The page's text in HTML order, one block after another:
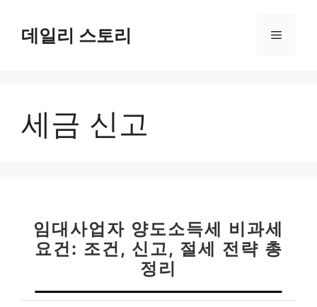
데일리 스토리 메
세금 신고
임대사업자 양도소득세 비과세
요건: 조건, 신고, 절세 전략 총
정리